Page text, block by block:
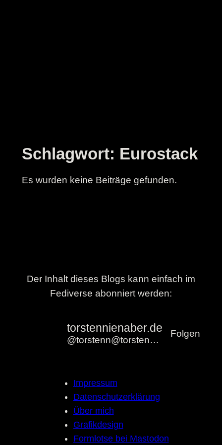
Schlagwort: Eurostack
Es wurden keine Beiträge gefunden.
Der Inhalt dieses Blogs kann einfach im
Fediverse abonniert werden:
torstennienaber.de
@torstenn@torstennienaber.de
Folgen
Impressum
Datenschutzerklärung
Über mich
Grafikdesign
Formlotse bei Mastodon